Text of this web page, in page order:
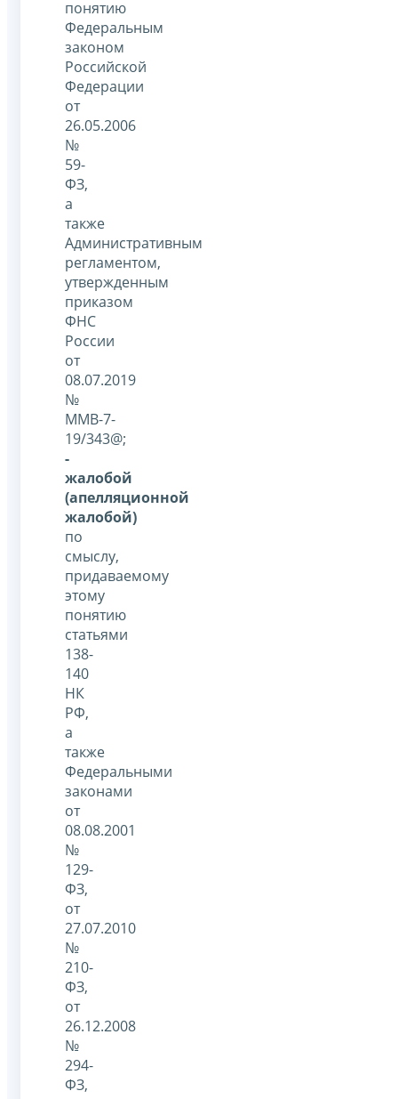
понятию
Федеральным
законом
Российской
Федерации
от
26.05.2006
№
59-
ФЗ,
а
также
Административным
регламентом,
утвержденным
приказом
ФНС
России
от
08.07.2019
№
ММВ-7-
19/343@;
-
жалобой
(апелляционной
жалобой)
по
смыслу,
придаваемому
этому
понятию
статьями
138-
140
НК
РФ,
а
также
Федеральными
законами
от
08.08.2001
№
129-
ФЗ,
от
27.07.2010
№
210-
ФЗ,
от
26.12.2008
№
294-
ФЗ,